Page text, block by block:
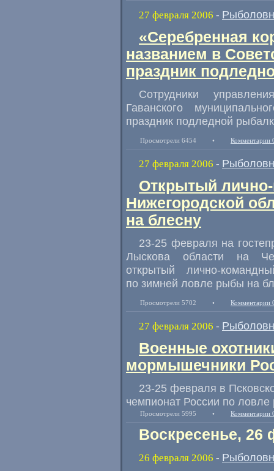
27 февраля 2006 -
«Серебренная
названием в
праздник
Сотрудники
Гаванского
праздник подледной
Просмотрели 6454 • Комментарии
27 февраля 2006 -
Открытый
Нижегородской
на блесну
23-25 февраля на
Лыскова области на
открытый лично-
по зимней ловле рыбы на
Просмотрели 5702 • Комментарии
27 февраля 2006 -
Военные
мормышечники
23-25 февраля в
чемпионат России по
Просмотрели 5995 • Комментарии
Воскресенье, 26
26 февраля 2006 -